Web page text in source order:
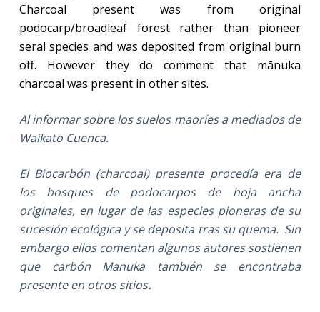
Charcoal present was from original
podocarp/broadleaf forest rather than pioneer
seral species and was deposited from original burn
off. However they do comment that mānuka
charcoal was present in other sites.
Al informar sobre los suelos maoríes a mediados de
Waikato Cuenca.
El Biocarbón (charcoal) presente procedía era de
los bosques de podocarpos de hoja ancha
originales, en lugar de las especies pioneras de su
sucesión ecológica y se deposita tras su quema. Sin
embargo ellos comentan algunos autores sostienen
que carbón Manuka también se encontraba
presente en otros sitios.